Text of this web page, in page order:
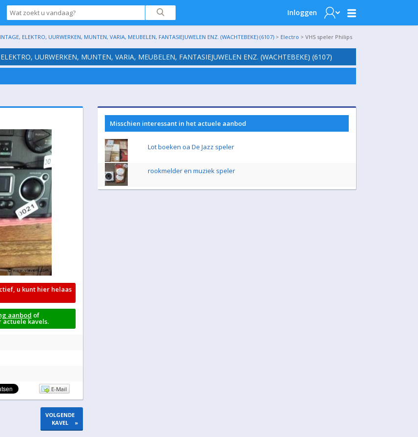
Inloggen
ELEKTRO, UURWERKEN, MUNTEN, VARIA, MEUBELEN, FANTASIEJUWELEN ENZ. (WACHTEBEKE) (6107) > Electro > VHS speler Philips
UURWERKEN, MUNTEN, VARIA, MEUBELEN, FANTASIEJUWELEN ENZ. (WACHTEBEKE) (6107)
u kunt hier helaas
aanbod of
kavels.
E-Mail
VOLGENDE
KAVEL
»
Misschien interessant in het actuele aanbod
Lot boeken oa De Jazz speler
rookmelder en muziek speler